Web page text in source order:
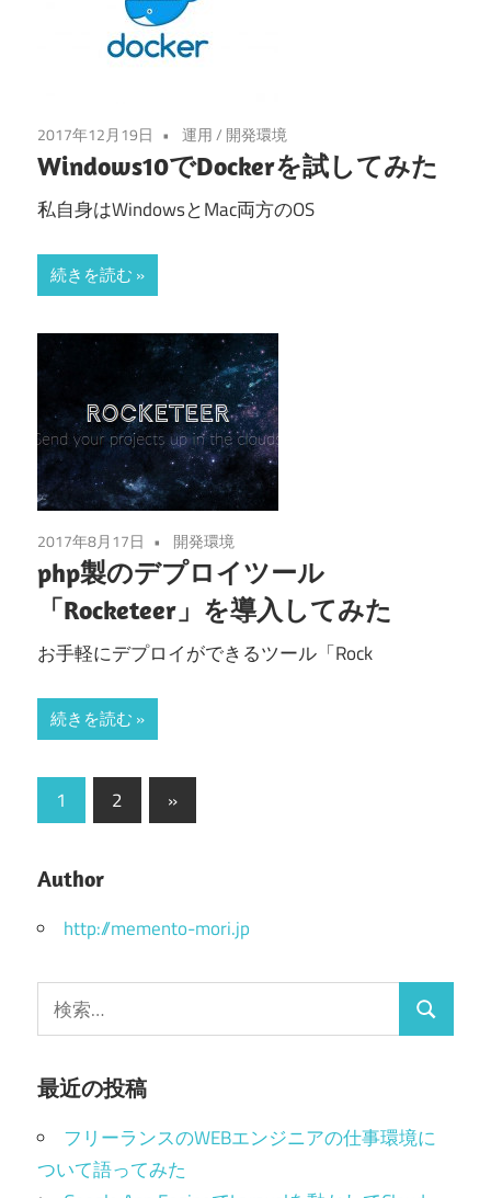
2017年12月19日 運用/ 開発環境
Windows10でDockerを試してみた
私自身はWindowsとMac両方のOS
続きを読む
2017年8月17日 開発環境
php製のデプロイツール
「Rocketeer」を導入してみた
お手軽にデプロイができるツール「Rock
続きを読む
投
の
ペ
ジ
り
1 2
次
の
»
Author
http://memento-mori.jp
索:
検
最近の投稿
フリーランスのWEBエンジニアの仕事環境に
ついて語ってみた